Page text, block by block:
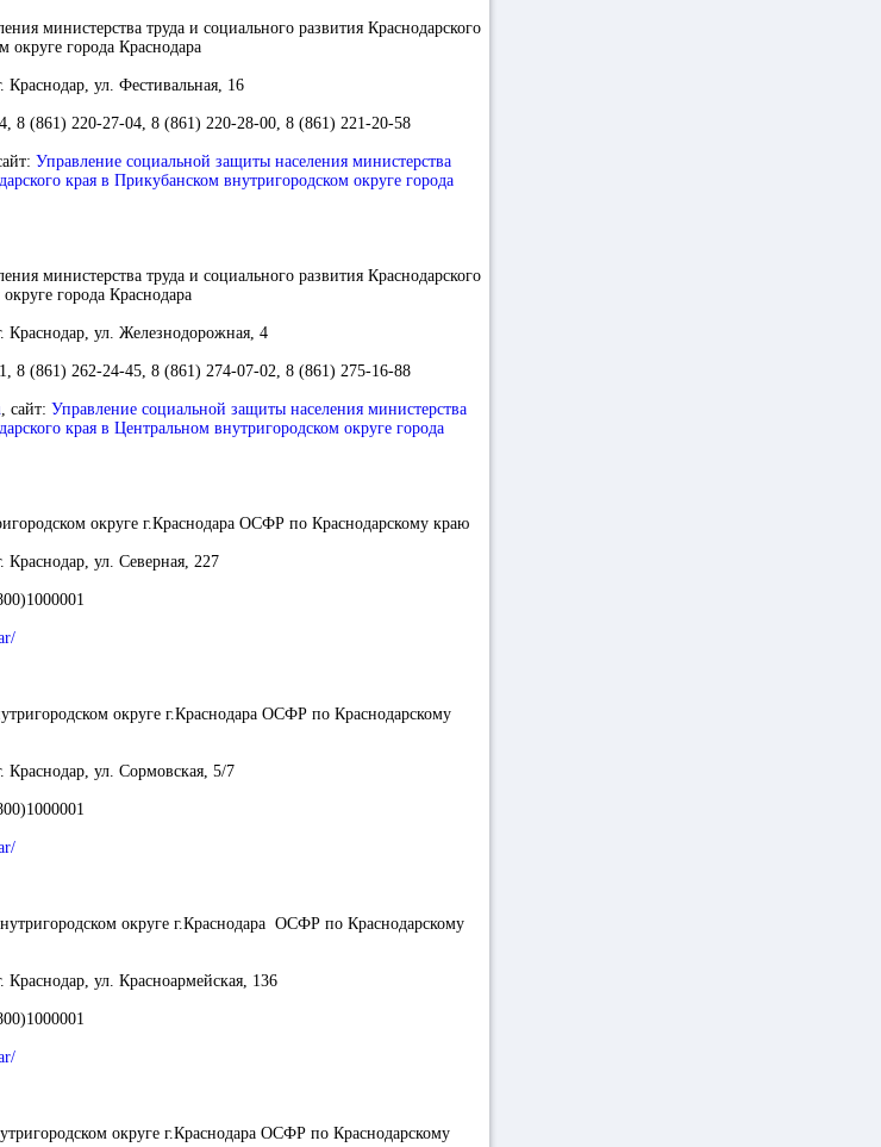
министерства труда и социального развития Краснодарского
округе города Краснодара
Краснодар, ул. Фестивальная, 16
8 (861) 220-27-04, 8 (861) 220-28-00, 8 (861) 221-20-58
Управление социальной защиты населения министерства
края в Прикубанском внутригородском округе города
министерства труда и социального развития Краснодарского
города Краснодара
Краснодар, ул. Железнодорожная, 4
8 (861) 262-24-45, 8 (861) 274-07-02, 8 (861) 275-16-88
, сайт: Управление социальной защиты населения министерства
края в Центральном внутригородском округе города
округе г.Краснодара ОСФР по Краснодарскому краю
Краснодар, ул. Северная, 227
округе г.Краснодара ОСФР по Краснодарскому
Краснодар, ул. Сормовская, 5/7
округе г.Краснодара ОСФР по Краснодарскому
Краснодар, ул. Красноармейская, 136
округе г.Краснодара ОСФР по Краснодарскому